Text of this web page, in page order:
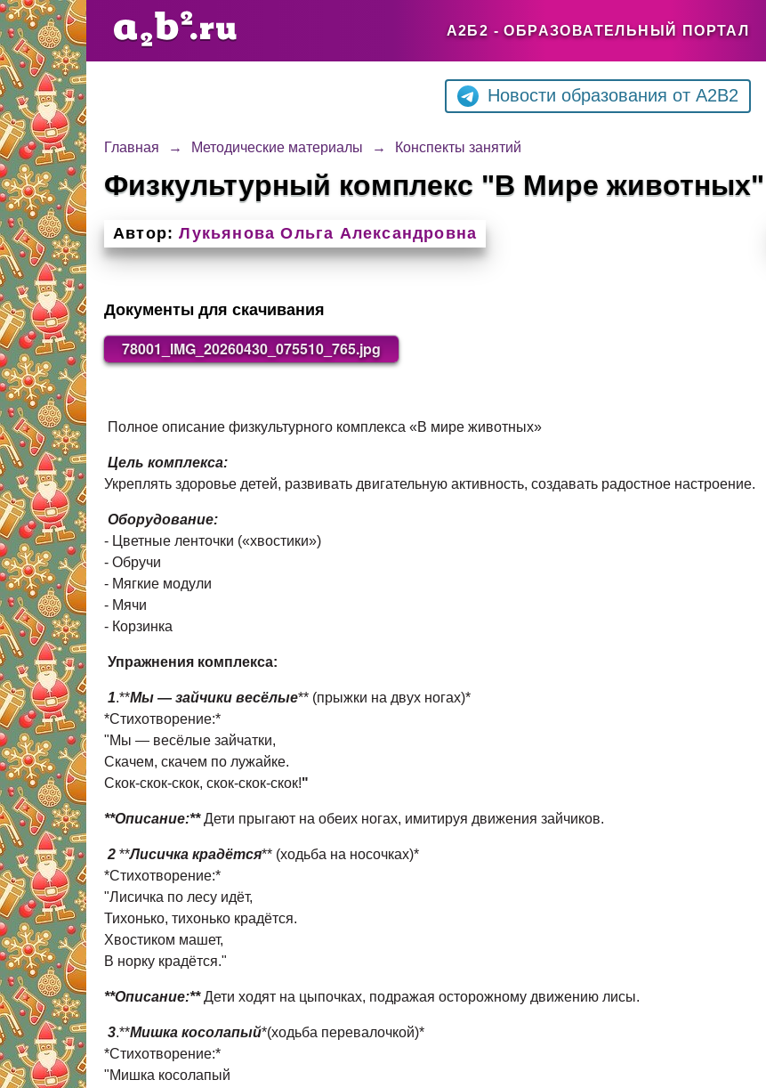
А2Б2 - ОБРАЗОВАТЕЛЬНЫЙ ПОРТАЛ
Новости образования от A2B2
Главная → Методические материалы → Конспекты занятий
Физкультурный комплекс "В Мире животных"
Автор: Лукьянова Ольга Александровна
Документы для скачивания
78001_IMG_20260430_075510_765.jpg
Полное описание физкультурного комплекса «В мире животных»
Цель комплекса:
Укреплять здоровье детей, развивать двигательную активность, создавать радостное настроение.
Оборудование:
- Цветные ленточки («хвостики»)
- Обручи
- Мягкие модули
- Мячи
- Корзинка
Упражнения комплекса:
1.**Мы — зайчики весёлые** (прыжки на двух ногах)*
*Стихотворение:*
"Мы — весёлые зайчатки,
Скачем, скачем по лужайке.
Скок-скок-скок, скок-скок-скок!"
**Описание:**Дети прыгают на обеих ногах, имитируя движения зайчиков.
2 **Лисичка крадётся** (ходьба на носочках)*
*Стихотворение:*
"Лисичка по лесу идёт,
Тихонько, тихонько крадётся.
Хвостиком машет,
В норку крадётся."
**Описание:**Дети ходят на цыпочках, подражая осторожному движению лисы.
3.**Мишка косолапый*(ходьба перевалочкой)*
*Стихотворение:*
"Мишка косолапый